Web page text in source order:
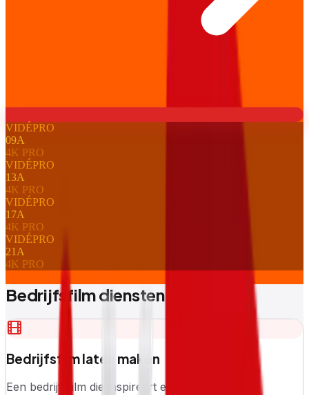
VIDÉPRO
09A
4K PRO
VIDÉPRO
13A
4K PRO
VIDÉPRO
17A
4K PRO
VIDÉPRO
21 A
4K PRO
Bedrijfsfilm diensten
Bedrijfsfilm laten maken
Een bedrijfsfilm die inspireert en overtuigt.